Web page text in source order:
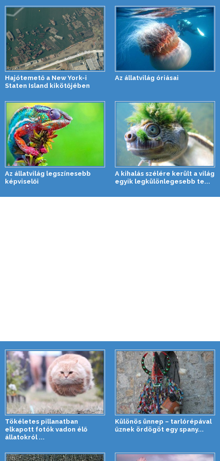
Hajótemető a New York-i
Staten Island kikötőjében
Az állatvilág óriásai
Az állatvilág legszínesebb
képviselői
A kihalás szélére került a világ
egyik legkülönlegesebb te...
Tökéletes pillanatban
elkapott fotók vadon élő
állatokról ...
Különös ünnep – tarlórépával
űznek ördögöt egy spany...